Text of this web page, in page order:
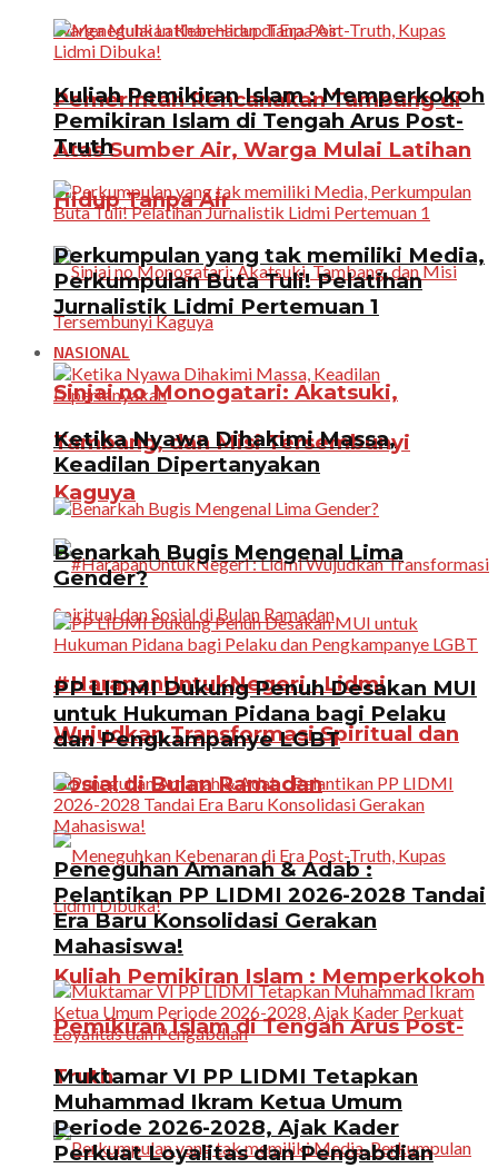
Pemerintah Rencanakan Tambang di
Atas Sumber Air, Warga Mulai Latihan
Hidup Tanpa Air
Sinjai no Monogatari: Akatsuki,
Tambang, dan Misi Tersembunyi
Kaguya
#HarapanUntukNegeri : Lidmi
Wujudkan Transformasi Spiritual dan
Sosial di Bulan Ramadan
Kuliah Pemikiran Islam : Memperkokoh
Pemikiran Islam di Tengah Arus Post-
Truth
Kuliah Pemikiran Islam : Memperkokoh
Pemikiran Islam di Tengah Arus Post-
Truth
Perkumpulan yang tak memiliki Media,
Perkumpulan Buta Tuli! Pelatihan
Jurnalistik Lidmi Pertemuan 1
NASIONAL
Ketika Nyawa Dihakimi Massa,
Keadilan Dipertanyakan
Benarkah Bugis Mengenal Lima
Gender?
PP LIDMI Dukung Penuh Desakan MUI
untuk Hukuman Pidana bagi Pelaku
dan Pengkampanye LGBT
Peneguhan Amanah & Adab :
Pelantikan PP LIDMI 2026-2028 Tandai
Era Baru Konsolidasi Gerakan
Mahasiswa!
Muktamar VI PP LIDMI Tetapkan
Muhammad Ikram Ketua Umum
Periode 2026-2028, Ajak Kader
Perkuat Loyalitas dan Pengabdian